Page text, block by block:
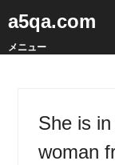
a5qa.com
メニュー
She is
woman